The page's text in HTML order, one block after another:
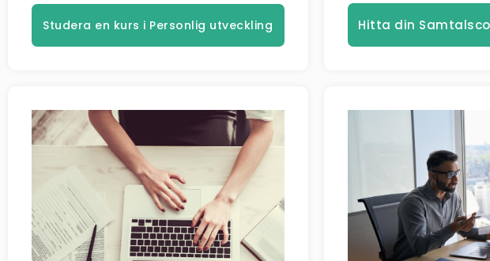
Studera en kurs i Personlig utveckling Hitta din